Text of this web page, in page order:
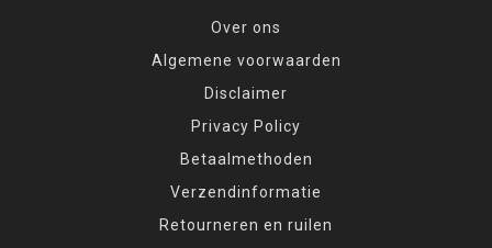
Over ons
Algemene voorwaarden
Disclaimer
Privacy Policy
Betaalmethoden
Verzendinformatie
Retourneren en ruilen